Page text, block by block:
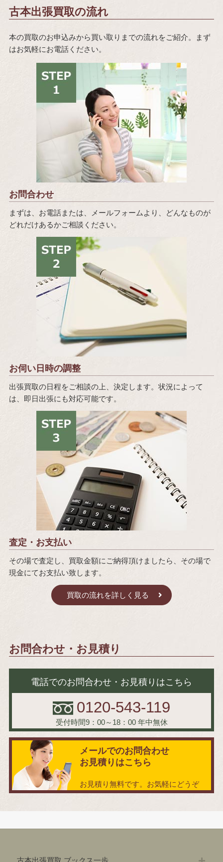
古本出張買取の流れ
本の買取のお申込みから買い取りまでの流れをご紹介。まず
はお気軽にお電話ください。
お問合わせ
まずは、お電話または、メールフォームより、どんなものが
どれだけあるかご相談ください。
お伺い日時の調整
出張買取の日程をご相談の上、決定します。状況によって
は、即日出張にも対応可能です。
査定・お支払い
その場で査定し、買取金額にご納得頂けましたら、その場で
現金にてお支払い致します。
買取の流れを詳しく見る
お問合わせ・お見積り
電話でのお問合わせ・お見積りはこちら
0120-543-119
受付時間9：00～18：00 年中無休
メールでのお問合わせ
お見積りはこちら
お見積り無料です。お気軽にどうぞ